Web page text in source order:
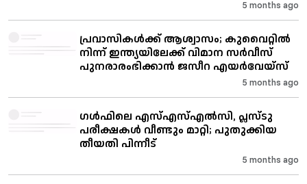
5 months ago
പ്രവാസികൾക്ക് ആശ്വാസം; കുവൈറ്റിൽ
നിന്ന് ഇന്ത്യയിലേക്ക് വിമാന സർവീസ്
പുനരാരംഭിക്കാൻ ജസീറ എയർവേയ്സ്
5 months ago
ഗൾഫിലെ എസ്എസ്എൽസി, പ്ലസ്ടു
പരീക്ഷകൾ വീണ്ടും മാറ്റി; പുതുക്കിയ
തീയതി പിന്നീട്
5 months ago